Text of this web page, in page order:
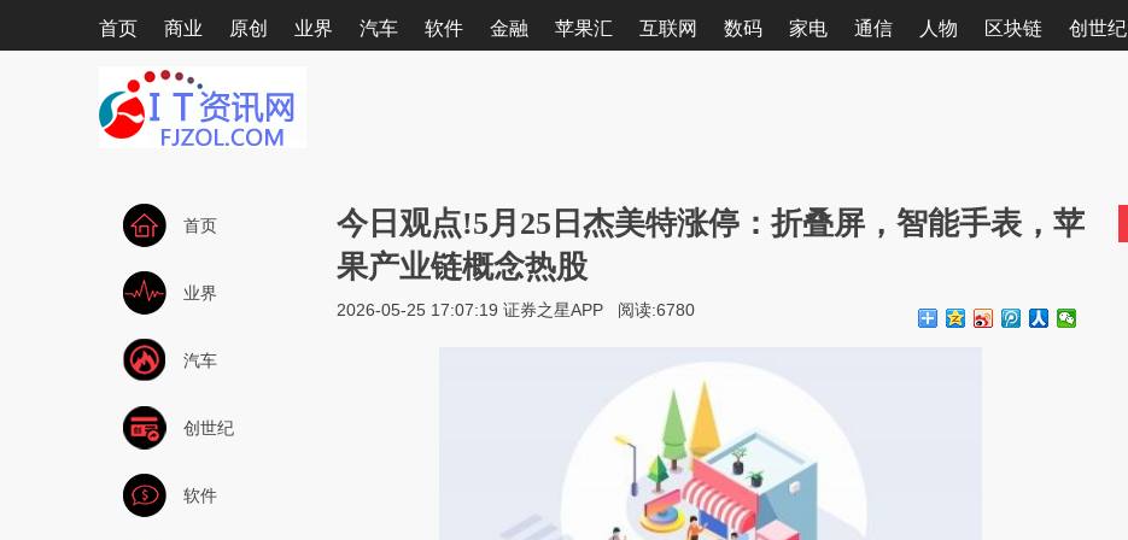
首页 商业 原创 业界 汽车 软件 金融 苹果汇 互联网 数码 家电 通信 人物 区块链 创世纪
首页
业界
汽车
创世纪
软件
今日观点!5月25日杰美特涨停：折叠屏，智能手表，苹
果产业链概念热股
2026-05-25 17:07:19 证券之星APP 阅读:6780